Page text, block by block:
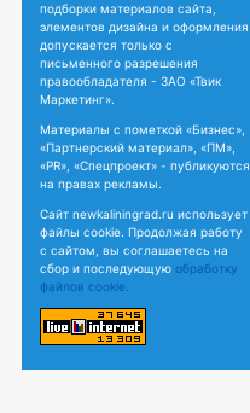
подборки материалов сайта,
элементов дизайна и оформления
допускается только с
письменного разрешения
правообладателя - ЗАО «Твик
Маркетинг».
Материалы с пометкой «Бизнес»,
«Партнерский материал», «ПМ»,
«PR», «Спецпроект» - публикуются
на правах рекламы.
Сайт newkaliningrad.ru использует
файлы cookie. Продолжая работу
с сайтом, вы соглашаетесь на
сбор и последующую обработку
файлов cookie.